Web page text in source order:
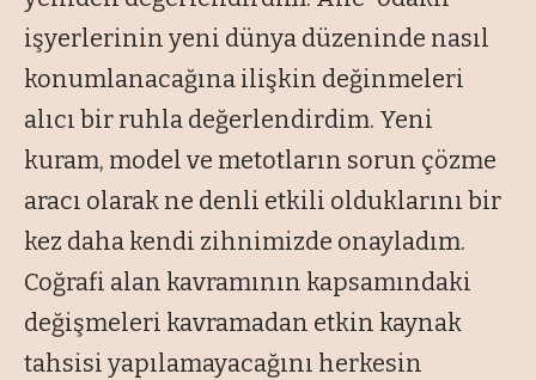
işyerlerinin yeni dünya düzeninde nasıl
konumlanacağına ilişkin değinmeleri
alıcı bir ruhla değerlendirdim. Yeni
kuram, model ve metotların sorun çözme
aracı olarak ne denli etkili olduklarını bir
kez daha kendi zihnimizde onayladım.
Coğrafi alan kavramının kapsamındaki
değişmeleri kavramadan etkin kaynak
tahsisi yapılamayacağını herkesin